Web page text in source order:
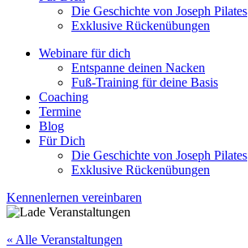
Die Geschichte von Joseph Pilates
Exklusive Rückenübungen
Webinare für dich
Entspanne deinen Nacken
Fuß-Training für deine Basis
Coaching
Termine
Blog
Für Dich
Die Geschichte von Joseph Pilates
Exklusive Rückenübungen
Kennenlernen vereinbaren
« Alle Veranstaltungen